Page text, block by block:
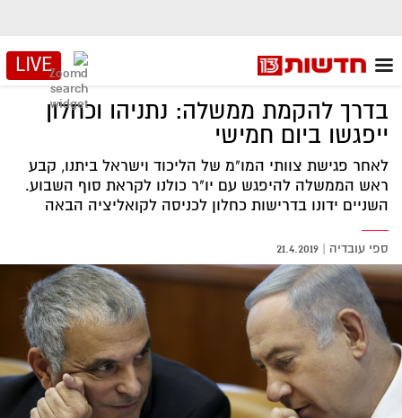
LIVE
בדרך להקמת ממשלה: נתניהו וכחלון
ייפגשו ביום חמישי
לאחר פגישת צוותי המו"מ של הליכוד וישראל ביתנו, קבע
ראש הממשלה להיפגש עם יו"ר כולנו לקראת סוף השבוע.
השניים ידונו בדרישות כחלון לכניסה לקואליציה הבאה
ספי עובדיה |
21.4.2019